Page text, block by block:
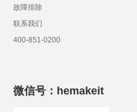
故障排除
联系我们
400-851-0200
微信号：hemakeit